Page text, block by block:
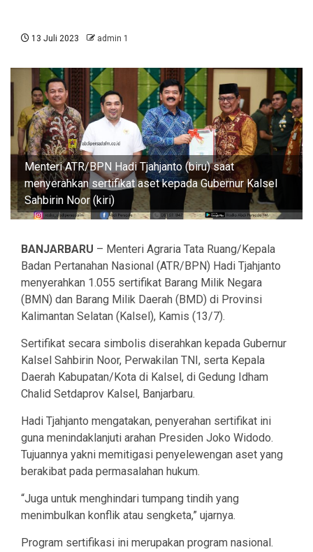
13 Juli 2023 admin 1
Menteri ATR/BPN Hadi Tjahjanto (biru) saat
menyerahkan sertifikat aset kepada Gubernur Kalsel
Sahbirin Noor (kiri)
BANJARBARU – Menteri Agraria Tata Ruang/Kepala
Badan Pertanahan Nasional (ATR/BPN) Hadi Tjahjanto
menyerahkan 1.055 sertifikat Barang Milik Negara
(BMN) dan Barang Milik Daerah (BMD) di Provinsi
Kalimantan Selatan (Kalsel), Kamis (13/7).
Sertifikat secara simbolis diserahkan kepada Gubernur
Kalsel Sahbirin Noor, Perwakilan TNI, serta Kepala
Daerah Kabupatan/Kota di Kalsel, di Gedung Idham
Chalid Setdaprov Kalsel, Banjarbaru.
Hadi Tjahjanto mengatakan, penyerahan sertifikat ini
guna menindaklanjuti arahan Presiden Joko Widodo.
Tujuannya yakni memitigasi penyelewengan aset yang
berakibat pada permasalahan hukum.
“Juga untuk menghindari tumpang tindih yang
menimbulkan konflik atau sengketa,” ujarnya.
Program sertifikasi ini merupakan program nasional.